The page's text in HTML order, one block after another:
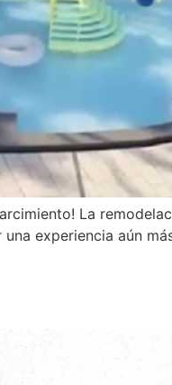
La
experiencia aún